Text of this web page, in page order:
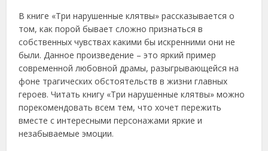
В книге «Три нарушенные клятвы» рассказывается о
том, как порой бывает сложно признаться в
собственных чувствах какими бы искренними они не
были. Данное произведение – это яркий пример
современной любовной драмы, разыгрывающейся на
фоне трагических обстоятельств в жизни главных
героев. Читать книгу «Три нарушенные клятвы» можно
порекомендовать всем тем, что хочет пережить
вместе с интересными персонажами яркие и
незабываемые эмоции.